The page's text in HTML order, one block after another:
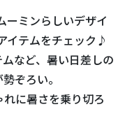
ーミンらしいデザイ
イテムをチェック♪
など、暑い日差しの
ぞろい。
に暑さを乗り切ろ